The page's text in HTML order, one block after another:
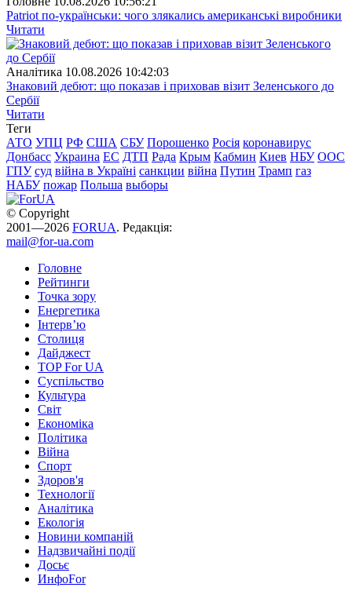
Patriot по-українськи: чого злякались американські виробники
Читати
Аналітика 10.08.2026 10:42:03
Знаковий дебют: що показав і приховав візит Зеленського до
Сербії
Читати
Теги
АТО УПЦ РФ США СБУ Порошенко Росія коронавирус
Донбасс Украина ЕС ДТП Рада Крым Кабмин Киев НБУ ООС
ГПУ суд війна в Україні санкции війна Путин Трамп газ
НАБУ пожар Польша выборы
© Copyright
2001—2026 FORUA. Редакція:
mail@for-ua.com
Головне
Рейтинги
Точка зору
Енергетика
Інтерв’ю
Столиця
Дайджест
TOP For UA
Суспiльство
Культура
Світ
Економіка
Політика
Війна
Спорт
Здоров'я
Технології
Аналітика
Екологія
Новини компаній
Надзвичайні події
Досьє
ИнфоFor